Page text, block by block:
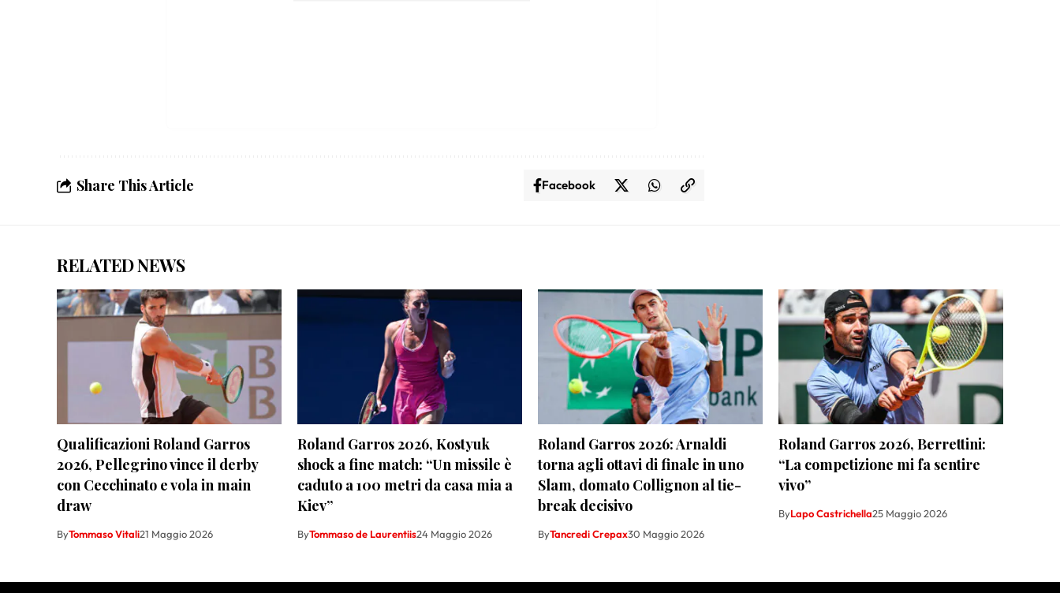
Share This Article Facebook
RELATED NEWS
Qualificazioni Roland Garros
2026, Pellegrino vince il derby
con Cecchinato e vola in main
draw
ByTommaso Vitali21 Maggio 2026
Roland Garros 2026, Kostyuk
shock a fine match: “Un missile è
caduto a 100 metri da casa mia a
Kiev”
ByTommaso de Laurentiis24 Maggio 2026
Roland Garros 2026: Arnaldi
torna agli ottavi di finale in uno
Slam, domato Collignon al tie-
break decisivo
ByTancredi Crepax30 Maggio 2026
Roland Garros 2026, Berrettini:
“La competizione mi fa sentire
vivo”
ByLapo Castrichella25 Maggio 2026